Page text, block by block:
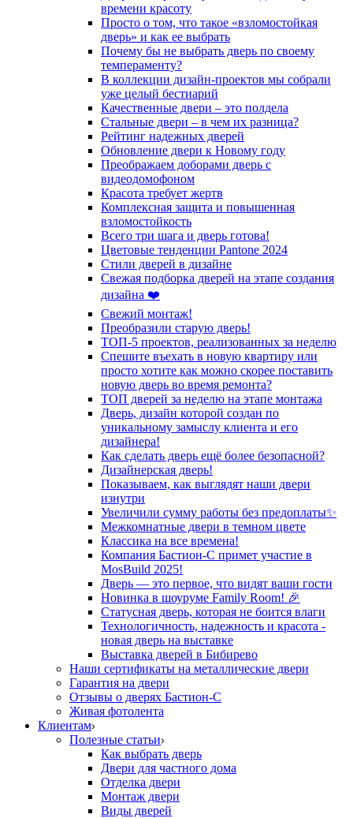
времени красоту
Просто о том, что такое «взломостойкая
дверь» и как ее выбрать
Почему бы не выбрать дверь по своему
темпераменту?
В коллекции дизайн-проектов мы собрали
уже целый бестиарий
Качественные двери – это полдела
Стальные двери – в чем их разница?
Рейтинг надежных дверей
Обновление двери к Новому году
Преображаем доборами дверь с
видеодомофоном
Красота требует жертв
Комплексная защита и повышенная
взломостойкость
Всего три шага и дверь готова!
Цветовые тенденции Pantone 2024
Стили дверей в дизайне
Свежая подборка дверей на этапе создания
дизайна ❤️
Свежий монтаж!
Преобразили старую дверь!
ТОП-5 проектов, реализованных за неделю
Спешите въехать в новую квартиру или
просто хотите как можно скорее поставить
новую дверь во время ремонта?
ТОП дверей за неделю на этапе монтажа
Дверь, дизайн которой создан по
уникальному замыслу клиента и его
дизайнера!
Как сделать дверь ещё более безопасной?
Дизайнерская дверь!
Показываем, как выглядят наши двери
изнутри
Увеличили сумму работы без предоплаты✨
Межкомнатные двери в темном цвете
Классика на все времена!
Компания Бастион-С примет участие в
MosBuild 2025!
Дверь — это первое, что видят ваши гости
Новинка в шоуруме Family Room! 🎉
Статусная дверь, которая не боится влаги
Технологичность, надежность и красота -
новая дверь на выставке
Выставка дверей в Бибирево
Наши сертификаты на металлические двери
Гарантия на двери
Отзывы о дверях Бастион-С
Живая фотолента
Клиентам
Полезные статьи
Как выбрать дверь
Двери для частного дома
Отделка двери
Монтаж двери
Виды дверей